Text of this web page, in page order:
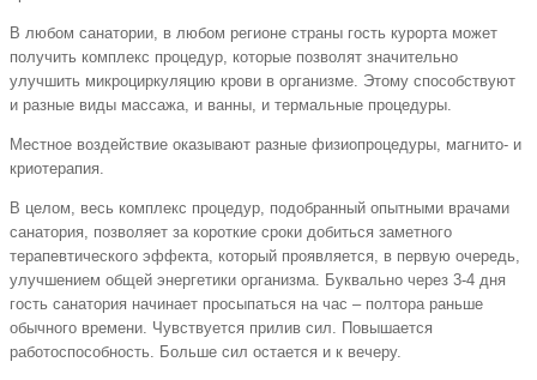
В любом санатории, в любом регионе страны гость курорта может
получить комплекс процедур, которые позволят значительно
улучшить микроциркуляцию крови в организме. Этому способствуют
и разные виды массажа, и ванны, и термальные процедуры.
Местное воздействие оказывают разные физиопроцедуры, магнито- и
криотерапия.
В целом, весь комплекс процедур, подобранный опытными врачами
санатория, позволяет за короткие сроки добиться заметного
терапевтического эффекта, который проявляется, в первую очередь,
улучшением общей энергетики организма. Буквально через 3-4 дня
гость санатория начинает просыпаться на час – полтора раньше
обычного времени. Чувствуется прилив сил. Повышается
работоспособность. Больше сил остается и к вечеру.